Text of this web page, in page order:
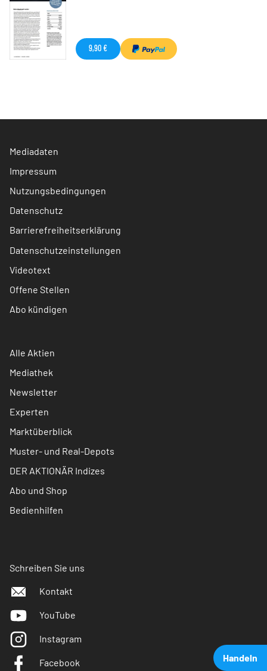
Handeln
9,90 €
Mediadaten
Impressum
Nutzungsbedingungen
Datenschutz
Barrierefreiheitserklärung
Datenschutzeinstellungen
Videotext
Offene Stellen
Abo kündigen
Alle Aktien
Mediathek
Newsletter
Experten
Marktüberblick
Muster- und Real-Depots
DER AKTIONÄR Indizes
Abo und Shop
Bedienhilfen
Schreiben Sie uns
Kontakt
YouTube
Instagram
Facebook